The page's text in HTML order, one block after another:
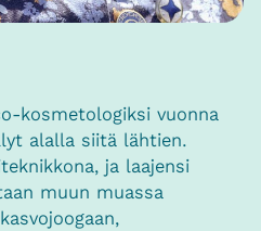
kosmetologiksi vuonna
alalla siitä lähtien.
ja laajensi
muun muassa